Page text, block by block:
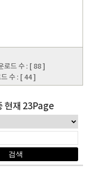
로드 수 : [ 88 ]
수 : [ 44 ]
현재 23Page